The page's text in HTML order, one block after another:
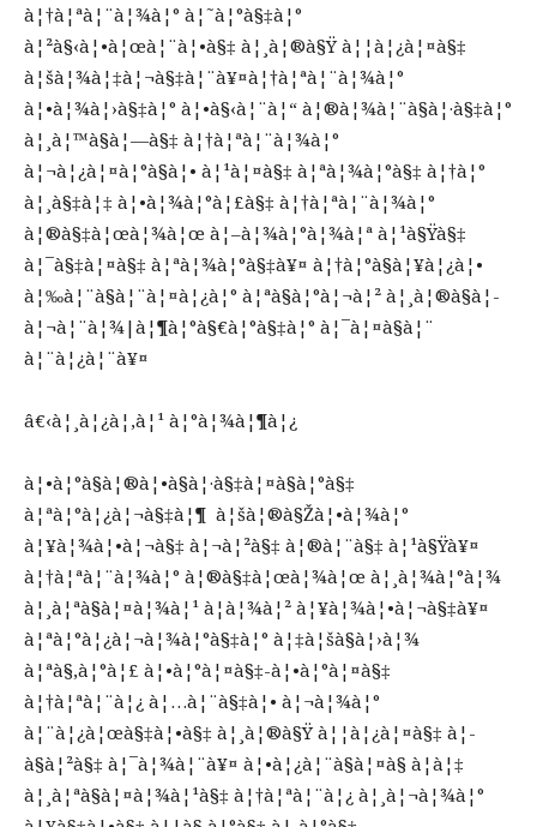
à¦†à¦ªà¦¨à¦¾à¦° à¦˜à¦°à§‡à¦°
à¦²à§‹à¦•à¦œà¦¨à¦•à§‡ à¦¸à¦®à§Ÿ à¦¦à¦¿à¦¤à§‡
à¦šà¦¾à¦‡à¦¬à§‡à¦¨à¥¤à¦†à¦ªà¦¨à¦¾à¦°
à¦•à¦¾à¦›à§‡à¦° à¦•à§‹à¦¨à¦“ à¦®à¦¾à¦¨à§à¦·à§‡à¦°
à¦¸à¦™à§à¦—à§‡ à¦†à¦ªà¦¨à¦¾à¦°
à¦¬à¦¿à¦¤à¦°à§à¦• à¦¹à¦¤à§‡ à¦ªà¦¾à¦°à§‡ à¦†à¦°
à¦¸à§‡à¦‡ à¦•à¦¾à¦°à¦£à§‡ à¦†à¦ªà¦¨à¦¾à¦°
à¦®à§‡à¦œà¦¾à¦œ à¦–à¦¾à¦°à¦¾à¦ª à¦¹à§Ÿà§‡
à¦¯à§‡à¦¤à§‡ à¦ªà¦¾à¦°à§‡à¥¤ à¦†à¦°à§à¦¥à¦¿à¦•
à¦‰à¦¨à§à¦¨à¦¤à¦¿à¦° à¦ªà§à¦°à¦¬à¦² à¦¸à¦®à§à¦­
à¦¬à¦¨à¦¾|à¦¶à¦°à§€à¦°à§‡à¦° à¦¯à¦¤à§à¦¨
à¦¨à¦¿à¦¨à¥¤
â€‹à¦¸à¦¿à¦‚à¦¹ à¦°à¦¾à¦¶à¦¿
à¦•à¦°à§à¦®à¦•à§à¦·à§‡à¦¤à§à¦°à§‡
à¦ªà¦°à¦¿à¦¬à§‡à¦¶ à¦šà¦®à§Žà¦•à¦¾à¦°
à¦¥à¦¾à¦•à¦¬à§‡ à¦¬à¦²à§‡ à¦®à¦¨à§‡ à¦¹à§Ÿà¥¤
à¦†à¦ªà¦¨à¦¾à¦° à¦®à§‡à¦œà¦¾à¦œ à¦¸à¦¾à¦°à¦¾
à¦¸à¦ªà§à¦¤à¦¾à¦¹ à¦­à¦¾à¦² à¦¥à¦¾à¦•à¦¬à§‡à¥¤
à¦ªà¦°à¦¿à¦¬à¦¾à¦°à§‡à¦° à¦‡à¦šà§à¦›à¦¾
à¦ªà§‚à¦°à¦£ à¦•à¦°à¦¤à§‡-à¦•à¦°à¦¤à§‡
à¦†à¦ªà¦¨à¦¿ à¦…à¦¨à§‡à¦• à¦¬à¦¾à¦°
à¦¨à¦¿à¦œà§‡à¦•à§‡ à¦¸à¦®à§Ÿ à¦¦à¦¿à¦¤à§‡ à¦­
à§à¦²à§‡ à¦¯à¦¾à¦¨à¥¤ à¦•à¦¿à¦¨à§à¦¤à§ à¦à¦‡
à¦¸à¦ªà§à¦¤à¦¾à¦¹à§‡ à¦†à¦ªà¦¨à¦¿ à¦¸à¦¬à¦¾à¦°